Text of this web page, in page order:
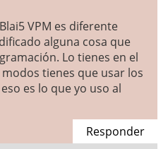
VPM es diferente
alguna cosa que
Lo tienes en el
tienes que usar los
es lo que yo uso al
Responder